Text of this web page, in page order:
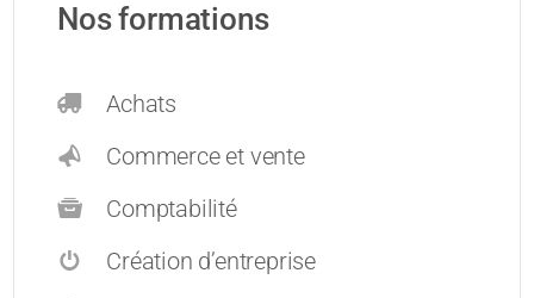
Nos formations
Achats
Commerce et vente
Comptabilité
Création d’entreprise